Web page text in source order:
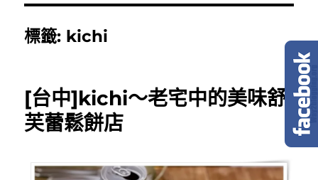
標籤: kichi
[台中]kichi～老宅中的美味舒
芙蕾鬆餅店